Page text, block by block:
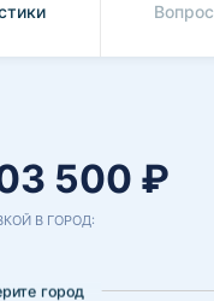
500 ₽
В ГОРОД:
город